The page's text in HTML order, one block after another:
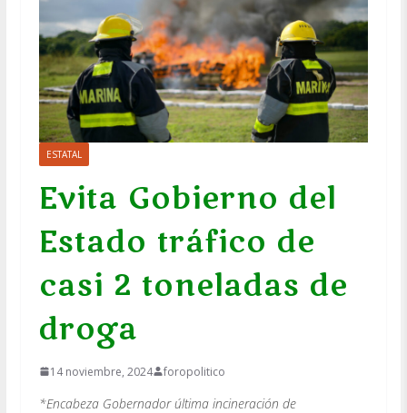
ESTATAL
Evita Gobierno del
Estado tráfico de
casi 2 toneladas de
droga
14 noviembre, 2024 foropolitico
*Encabeza Gobernador última incineración de